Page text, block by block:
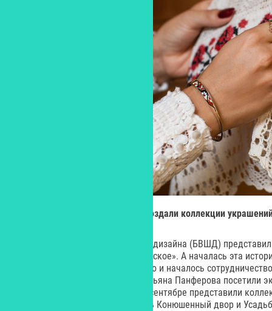
В честь музея «Коломенское» создали коллекции
Выпускницы Британской школы дизайна (БВШД)
музеем-заповедником «Коломенское». А началась эта
юбилея музея, в рамках которого и началось
БВШД Оксана Костальгина и Татьяна Панферова посетили
пообщались с хранителями, а в сентябре представили
внимания дизайнеров оказались Конюшенный двор и